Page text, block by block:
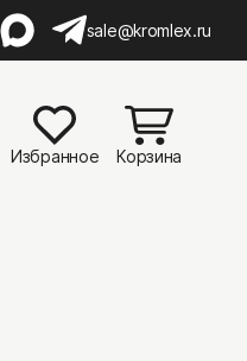
sale@kromlex.ru
Избранное Корзина